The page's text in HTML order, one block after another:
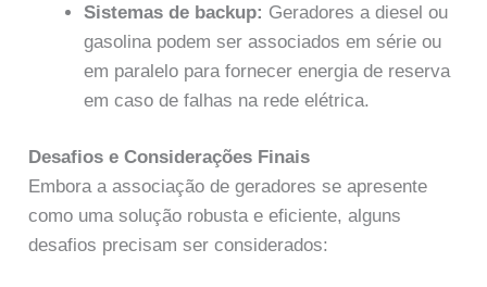
Sistemas de backup: Geradores a diesel ou
gasolina podem ser associados em série ou
em paralelo para fornecer energia de reserva
em caso de falhas na rede elétrica.
Desafios e Considerações Finais
Embora a associação de geradores se apresente
como uma solução robusta e eficiente, alguns
desafios precisam ser considerados: